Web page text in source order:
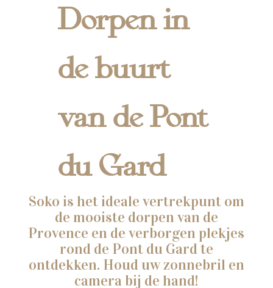
Dorpen in
de buurt
van de Pont
du Gard
Soko is het ideale vertrekpunt om
de mooiste dorpen van de
Provence en de verborgen plekjes
rond de Pont du Gard te
ontdekken. Houd uw zonnebril en
camera bij de hand!